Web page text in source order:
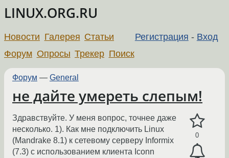
LINUX.ORG.RU
Регистрация - Вход
Новости Галерея Статьи
Форум Опросы Трекер Поиск
Форум — General
не дайте умереть слепым!
0
Здравствуйте. У меня вопрос, точнее даже
несколько. 1). Как мне подключить Linux
(Mandrake 8.1) к сетевому серверу Informix
(7.3) с использованием клиента Iconn